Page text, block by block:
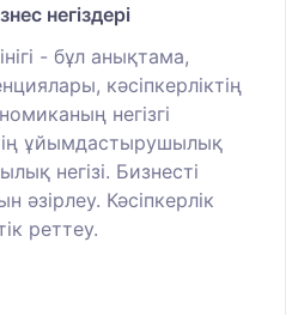
негіздері
- бұл анықтама,
кәсіпкерліктің
негізгі
ұйымдастырушылық
негізі. Бизнесті
әзірлеу. Кәсіпкерлік
реттеу.